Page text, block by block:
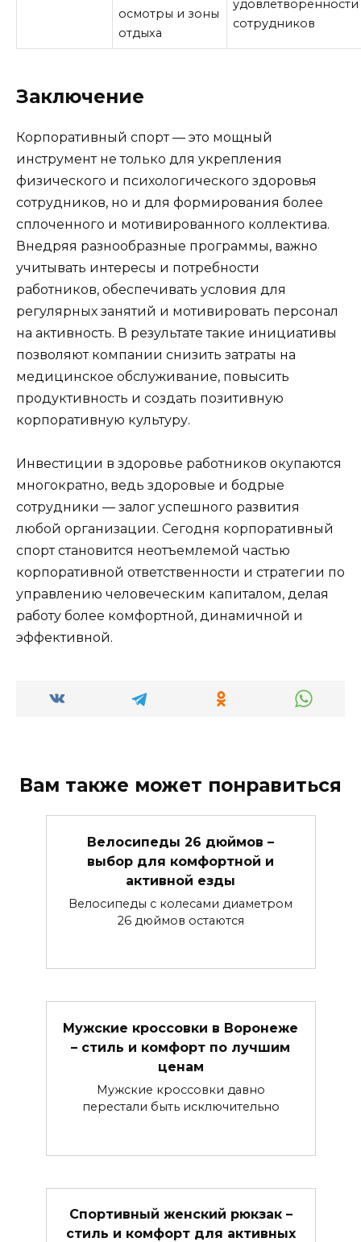
осмотры и зоны
отдыха
удовлетворенности
сотрудников
Заключение
Корпоративный спорт — это мощный
инструмент не только для укрепления
физического и психологического здоровья
сотрудников, но и для формирования более
сплоченного и мотивированного коллектива.
Внедряя разнообразные программы, важно
учитывать интересы и потребности
работников, обеспечивать условия для
регулярных занятий и мотивировать персонал
на активность. В результате такие инициативы
позволяют компании снизить затраты на
медицинское обслуживание, повысить
продуктивность и создать позитивную
корпоративную культуру.
Инвестиции в здоровье работников окупаются
многократно, ведь здоровые и бодрые
сотрудники — залог успешного развития
любой организации. Сегодня корпоративный
спорт становится неотъемлемой частью
корпоративной ответственности и стратегии по
управлению человеческим капиталом, делая
работу более комфортной, динамичной и
эффективной.
Вам также может понравиться
Велосипеды 26 дюймов –
выбор для комфортной и
активной езды
Велосипеды с колесами диаметром
26 дюймов остаются
Мужские кроссовки в Воронеже
– стиль и комфорт по лучшим
ценам
Мужские кроссовки давно
перестали быть исключительно
Спортивный женский рюкзак –
стиль и комфорт для активных